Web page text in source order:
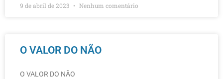
9 de abril de 2023 Nenhum comentário
O VALOR DO NÃO
O VALOR DO NÃO